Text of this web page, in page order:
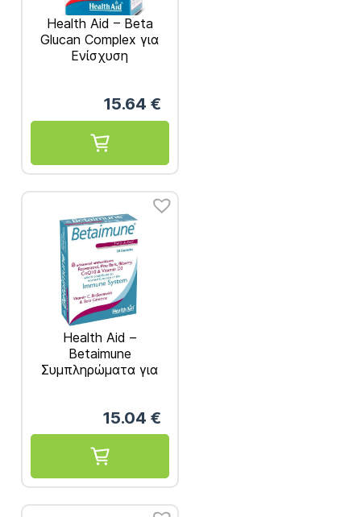
Health Aid – Beta
Glucan Complex για
Ενίσχυση
σε Λοιμώξεις &
Αλλεργίες 30caps
15.64 €
Health Aid –
Betaimune
Συμπληρώματα για
Caps15.04 €